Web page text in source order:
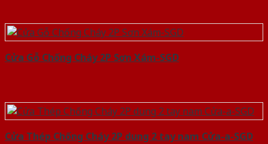
Cửa Gỗ Chống Cháy 2P Sơn Xám-SGD
Cửa Thép Chống Cháy 2P dung 2 tay nam Cửa-a-SGD